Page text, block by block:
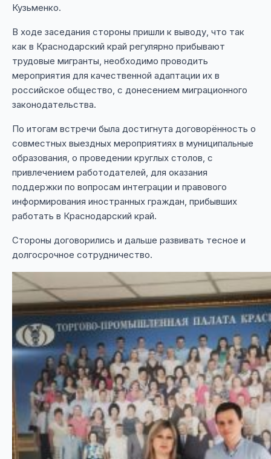
Кузьменко.
В ходе заседания стороны пришли к выводу, что так
как в Краснодарский край регулярно прибывают
трудовые мигранты, необходимо проводить
мероприятия для качественной адаптации их в
российское общество, с донесением миграционного
законодательства.
По итогам встречи была достигнута договорённость о
совместных выездных мероприятиях в муниципальные
образования, о проведении круглых столов, с
привлечением работодателей, для оказания
поддержки по вопросам интеграции и правового
информирования иностранных граждан, прибывших
работать в Краснодарский край.
Стороны договорились и дальше развивать тесное и
долгосрочное сотрудничество.